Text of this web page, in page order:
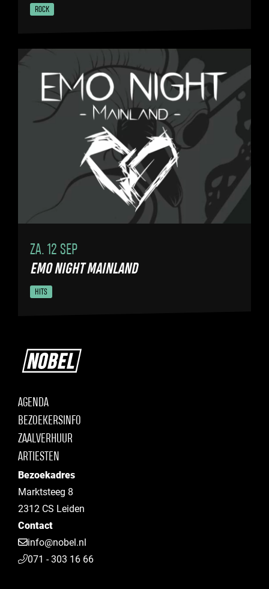
ROCK
ZA. 12 SEP
EMO NIGHT MAINLAND
HITS
AGENDA
BEZOEKERSINFO
ZAALVERHUUR
ARTIESTEN
Bezoekadres
Marktsteeg 8
2312 CS Leiden
Contact
info@nobel.nl
071 - 303 16 66